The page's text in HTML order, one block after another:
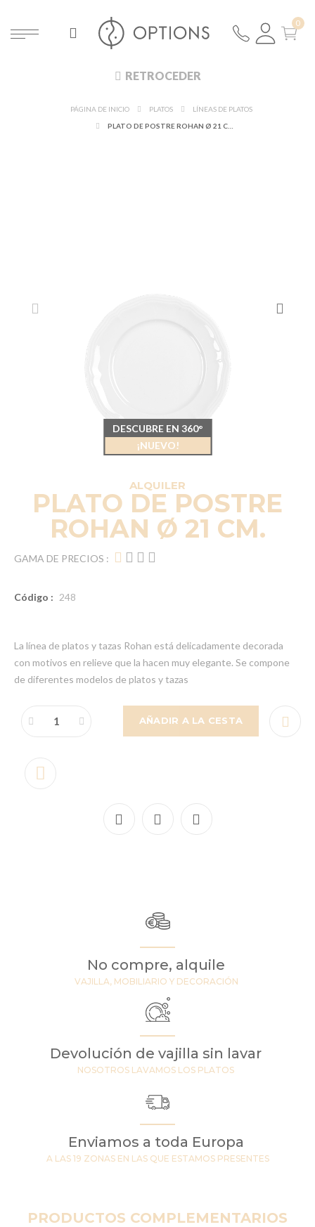
RETROCEDER
PÁGINA DE INICIO PLATOS
LÍNEAS DE PLATOS
ALQUILER
PLATO DE POSTRE
ROHAN Ø 21 CM.
GAMA DE PRECIOS :
Código : 248
La línea de platos y tazas Rohan está delicadamente decorada
con motivos en relieve que la hacen muy elegante. Se compone
de diferentes modelos de platos y tazas
AÑADIR A LA CESTA
DESCUBRE EN 360°
¡NUEVO!
No compre, alquile
VAJILLA, MOBILIARIO Y DECORACIÓN
Devolución de vajilla sin lavar
NOSOTROS LAVAMOS LOS PLATOS
Enviamos a toda Europa
A LAS 19 ZONAS EN LAS QUE ESTAMOS PRESENTES
PRODUCTOS COMPLEMENTARIOS